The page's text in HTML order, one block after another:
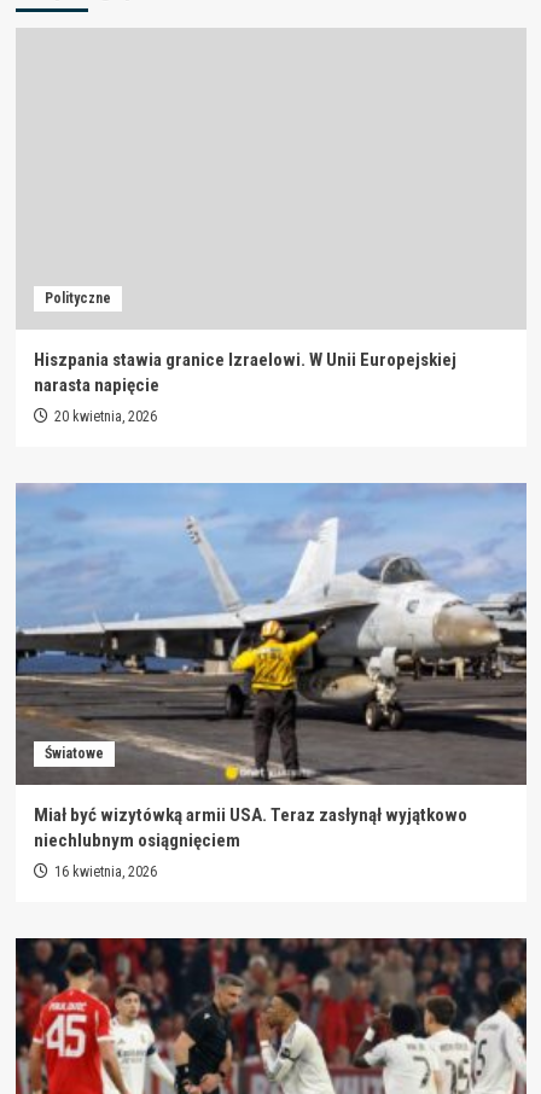
Polityczne
Hiszpania stawia granice Izraelowi. W Unii Europejskiej
narasta napięcie
20 kwietnia, 2026
Światowe
Miał być wizytówką armii USA. Teraz zasłynął wyjątkowo
niechlubnym osiągnięciem
16 kwietnia, 2026